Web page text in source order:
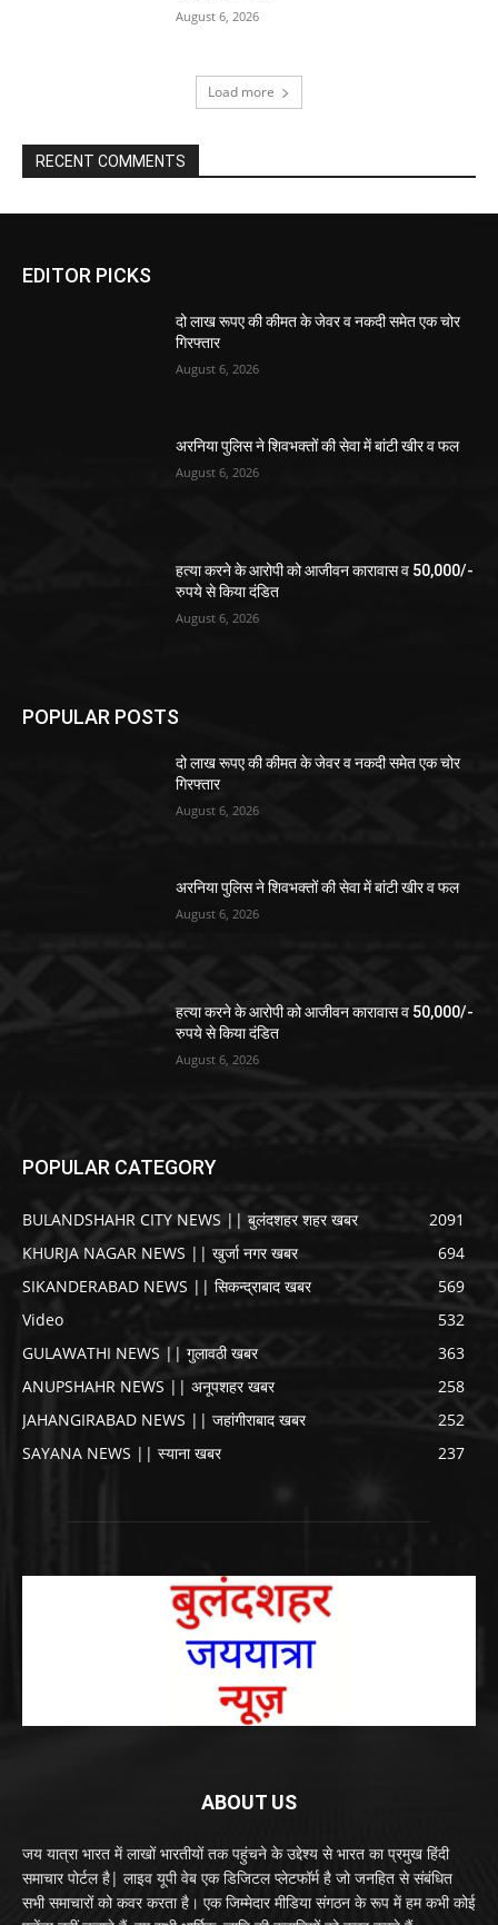
August 6, 2026
Load more
RECENT COMMENTS
EDITOR PICKS
दो लाख रूपए की कीमत के जेवर व नकदी समेत एक चोर
गिरफ्तार
August 6, 2026
अरनिया पुलिस ने शिवभक्तों की सेवा में बांटी खीर व फल
August 6, 2026
हत्या करने के आरोपी को आजीवन कारावास व 50,000/-
रुपये से किया दंडित
August 6, 2026
POPULAR POSTS
दो लाख रूपए की कीमत के जेवर व नकदी समेत एक चोर
गिरफ्तार
August 6, 2026
अरनिया पुलिस ने शिवभक्तों की सेवा में बांटी खीर व फल
August 6, 2026
हत्या करने के आरोपी को आजीवन कारावास व 50,000/-
रुपये से किया दंडित
August 6, 2026
POPULAR CATEGORY
BULANDSHAHR CITY NEWS || बुलंदशहर शहर खबर
2091
KHURJA NAGAR NEWS || खुर्जा नगर खबर
694
SIKANDERABAD NEWS || सिकन्द्राबाद खबर
569
Video
532
GULAWATHI NEWS || गुलावठी खबर
363
ANUPSHAHR NEWS || अनूपशहर खबर
258
JAHANGIRABAD NEWS || जहांगीराबाद खबर
252
SAYANA NEWS || स्याना खबर
237
ABOUT US
जय यात्रा भारत में लाखों भारतीयों तक पहुंचने के उद्देश्य से भारत का प्रमुख हिंदी
समाचार पोर्टल है| लाइव यूपी वेब एक डिजिटल प्लेटफॉर्म है जो जनहित से संबंधित
सभी समाचारों को कवर करता है। एक जिम्मेदार मीडिया संगठन के रूप में हम कभी कोई